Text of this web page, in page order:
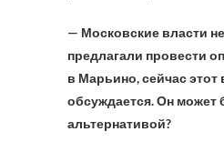
— Московские власти
предлагали провести
в Марьино, сейчас этот
обсуждается. Он может
альтернативой?